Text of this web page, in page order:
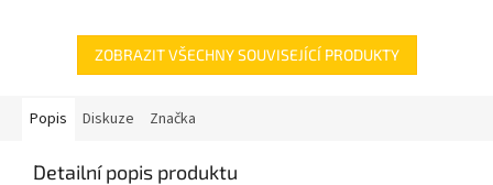
ZOBRAZIT VŠECHNY SOUVISEJÍCÍ PRODUKTY
Popis Diskuze Značka
Detailní popis produktu